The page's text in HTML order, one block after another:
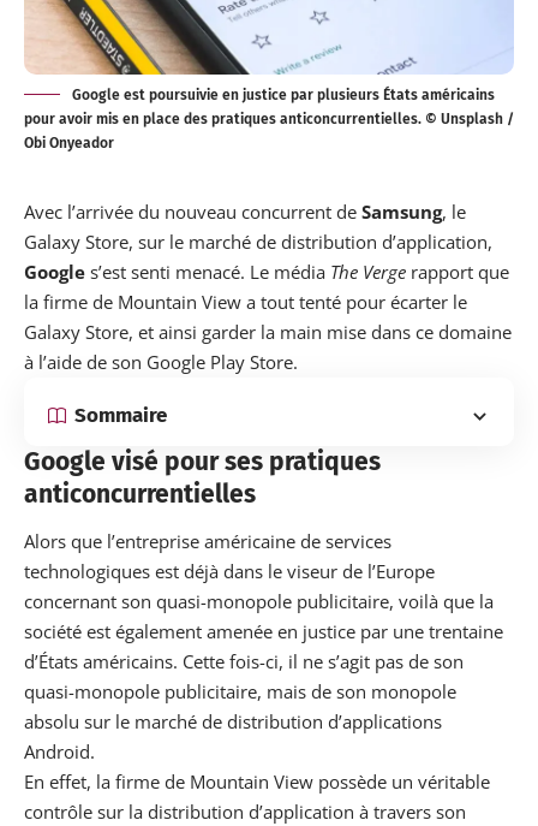
Google est poursuivie en justice par plusieurs États américains
pour avoir mis en place des pratiques anticoncurrentielles. © Unsplash /
Obi Onyeador
Avec l’arrivée du nouveau concurrent de Samsung, le
Galaxy Store, sur le marché de distribution d’application,
Google s’est senti menacé. Le média The Verge rapport que
la firme de Mountain View a tout tenté pour écarter le
Galaxy Store, et ainsi garder la main mise dans ce domaine
à l’aide de son Google Play Store.
Sommaire
Google visé pour ses pratiques
anticoncurrentielles
Alors que l’entreprise américaine de services
technologiques est déjà dans le viseur de l’Europe
concernant son quasi-monopole publicitaire, voilà que la
société est également amenée en justice par une trentaine
d’États américains. Cette fois-ci, il ne s’agit pas de son
quasi-monopole publicitaire, mais de son monopole
absolu sur le marché de distribution d’applications
Android.
En effet, la firme de Mountain View possède un véritable
contrôle sur la distribution d’application à travers son